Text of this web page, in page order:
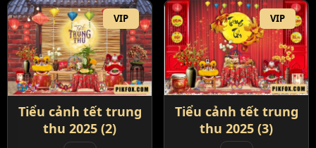
VIP
Tiểu cảnh tết trung
thu 2025 (2)
VIP
Tiểu cảnh tết trung
thu 2025 (3)